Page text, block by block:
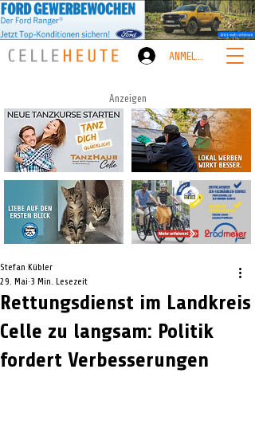
ANMELDEN
Anzeigen
Rettungsdienst im Landkreis
Celle zu langsam: Politik
fordert Verbesserungen
Stefan Kübler
29. Mai 3 Min. Lesezeit